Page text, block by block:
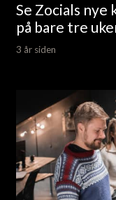
Se Zocials nye
på bare tre
3 år siden